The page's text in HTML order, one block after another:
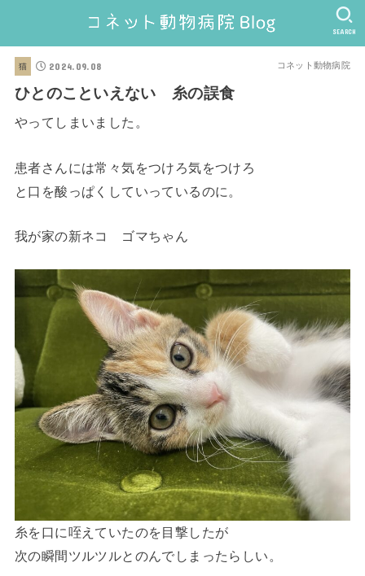
SEARCH
猫 2024.09.08 コネット動物病院
ひとのこといえない 糸の誤食
やってしまいました。
患者さんには常々気をつけろ気をつけろ
と口を酸っぱくしていっているのに。
我が家の新ネコ ゴマちゃん
糸を口に咥えていたのを目撃したが
次の瞬間ツルツルとのんでしまったらしい。